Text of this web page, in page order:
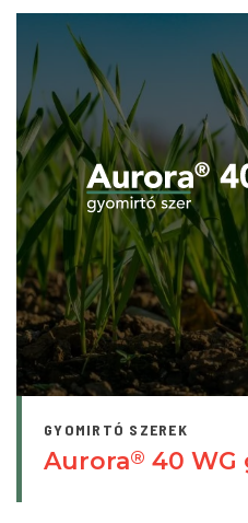
GYOMIRTÓ SZEREK
Aurora® 40 WG